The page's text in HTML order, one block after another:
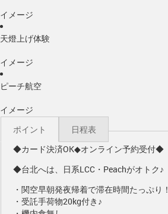
イメージ
天燈上げ体験
イメージ
ピーチ航空
イメージ
ポイント
日程表
◆カード決済OK◆オンライン予約受付◆
◆台北へは、日系LCC・Peachがオトク♪
・関空早朝発夜帰着で滞在時間たっぷり！
・受託手荷物20kg付き♪